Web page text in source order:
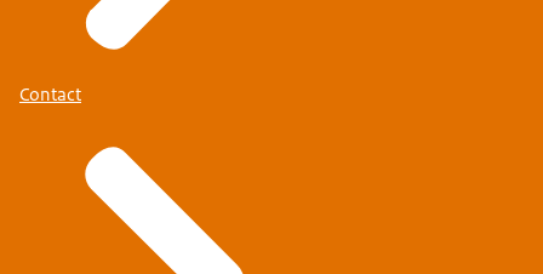
Contact